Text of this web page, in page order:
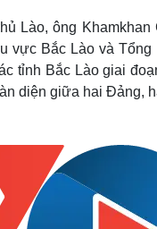
đình
Văn học
Âm nhạc
Di sản
Lào, ông
vực Bắc Lào và
tỉnh Bắc Lào giai
diện giữa hai Đảng,